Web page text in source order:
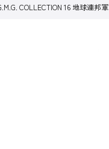
COLLECTION 16 地球連邦